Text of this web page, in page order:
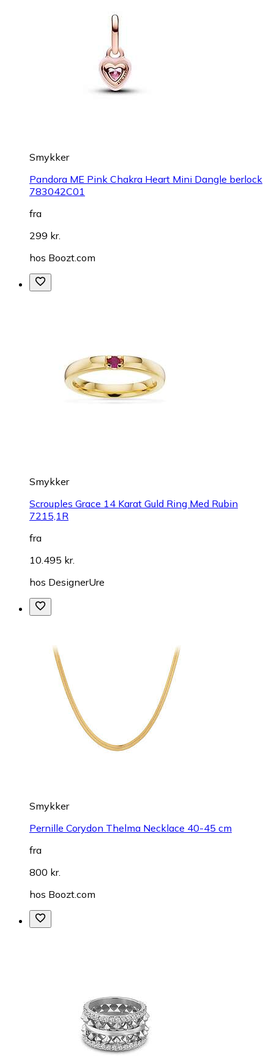
Smykker
Pandora ME Pink Chakra Heart Mini Dangle berlock
783042C01
fra
299 kr.
hos Boozt.com
Smykker
Scrouples Grace 14 Karat Guld Ring Med Rubin
7215,1R
fra
10.495 kr.
hos DesignerUre
Smykker
Pernille Corydon Thelma Necklace 40-45 cm
fra
800 kr.
hos Boozt.com